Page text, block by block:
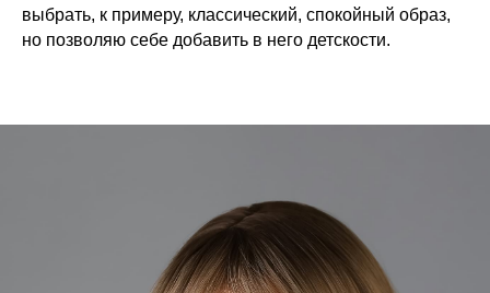
выбрать, к примеру, классический, спокойный образ,
но позволяю себе добавить в него детскости.